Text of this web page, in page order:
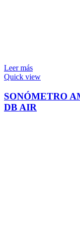
Leer más
Quick view
SONÓMETRO
DB AIR